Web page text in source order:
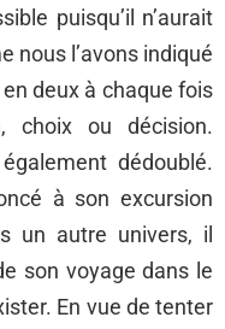
puisqu’il n’aurait
nous l’avons indiqué
deux à chaque fois
choix ou décision.
dédoublé.
à son excursion
un autre univers, il
son voyage dans le
En vue de tenter